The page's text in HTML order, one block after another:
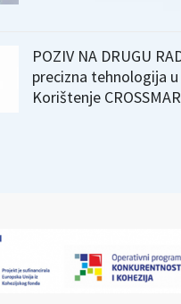
POZIV NA DRUGU
precizna tehnologija
Korištenje